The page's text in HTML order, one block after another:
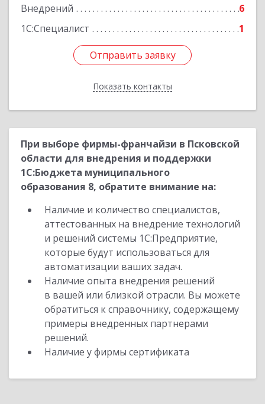
Внедрений
6
1С:Специалист
1
Отправить заявку
Показать контакты
Отправить заявку
Назад
При выборе фирмы-франчайзи в Псковской
области для внедрения и поддержки
1С:Бюджета муниципального
образования 8, обратите внимание на:
Наличие и количество специалистов,
аттестованных на внедрение технологий
и решений системы 1С:Предприятие,
которые будут использоваться для
автоматизации ваших задач.
Наличие опыта внедрения решений
в вашей или близкой отрасли. Вы можете
обратиться к справочнику, содержащему
примеры внедренных партнерами
решений.
Наличие у фирмы сертификата